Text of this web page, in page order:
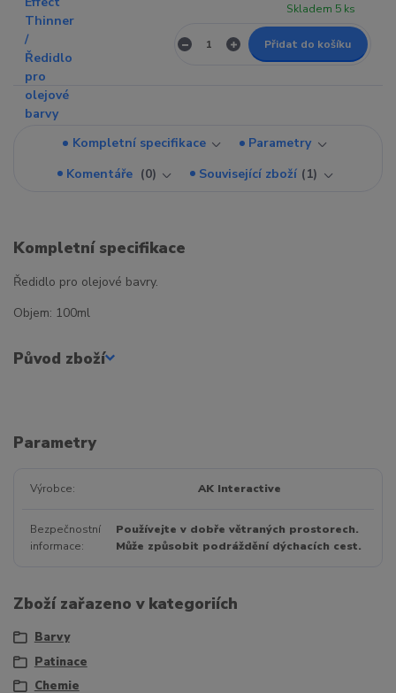
Skladem 5 ks
Přidat do košíku
Kompletní specifikace
Parametry
Komentáře
0 Související zboží 1
Kompletní specifikace
Ředidlo pro olejové bavry.
Objem: 100ml
Původ zboží
Parametry
Výrobce AK Interactive
Bezpečnostní
informace
Používejte v dobře větraných prostorech.
Může způsobit podráždění dýchacích cest.
Zboží zařazeno v kategoriích
Barvy
Patinace
Chemie